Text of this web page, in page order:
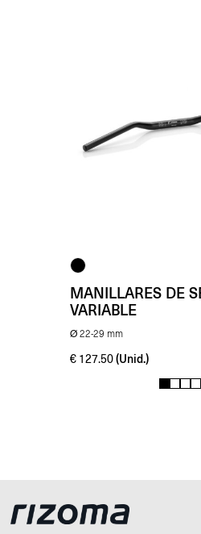
MANILLARES DE
VARIABLE
Ø 22-29 mm
€ 127.50 (Unid.)
1 2 3 4